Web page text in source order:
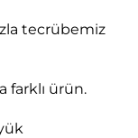
tecrübemiz
farklı ürün.